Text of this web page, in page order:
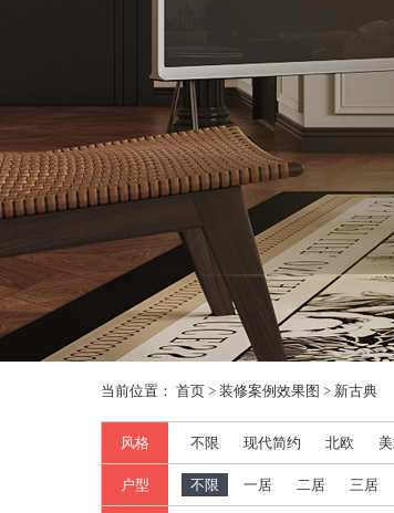
当前位置： 首页 > 装修案例效果图 > 新古典
风格 不限 现代简约 北欧
户型 不限 一居 二居 三居